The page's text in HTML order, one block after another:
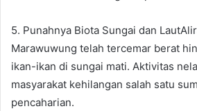
5. Punahnya Biota Sungai dan
Marawuwung telah tercemar berat
ikan-ikan di sungai mati. Aktivitas
masyarakat kehilangan salah satu
pencaharian.